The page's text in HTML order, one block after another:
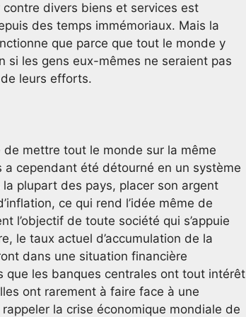
divers biens et services est
des temps immémoriaux. Mais la
que parce que tout le monde y
si les gens eux-mêmes ne seraient pas
leurs efforts.
mettre tout le monde sur la même
a cependant été détourné en un système
plupart des pays, placer son argent
ce qui rend l’idée même de
l’objectif de toute société qui s’appuie
le taux actuel d’accumulation de la
dans une situation financière
que les banques centrales ont tout intérêt
ont rarement à faire face à une
la crise économique mondiale de